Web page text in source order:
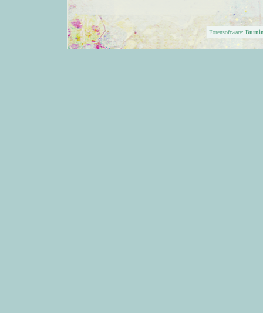
Forensoftware: